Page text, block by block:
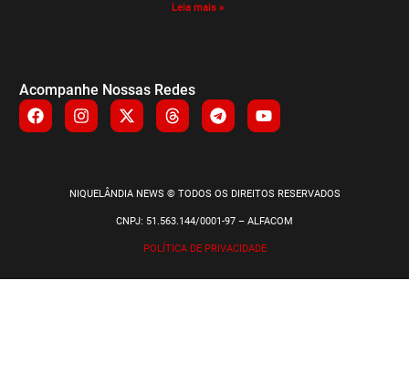
Leia mais »
Acompanhe Nossas Redes
NIQUELÂNDIA NEWS © TODOS OS DIREITOS RESERVADOS
CNPJ: 51.563.144/0001-97 – ALFACOM
POLÍTICA DE PRIVACIDADE